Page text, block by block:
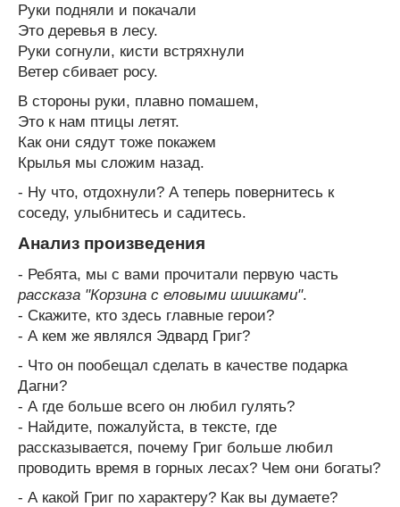
Руки подняли и покачали
Это деревья в лесу.
Руки согнули, кисти встряхнули
Ветер сбивает росу.
В стороны руки, плавно помашем,
Это к нам птицы летят.
Как они сядут тоже покажем
Крылья мы сложим назад.
- Ну что, отдохнули? А теперь повернитесь к
соседу, улыбнитесь и садитесь.
Анализ произведения
- Ребята, мы с вами прочитали первую часть
рассказа "Корзина с еловыми шишками".
- Скажите, кто здесь главные герои?
- А кем же являлся Эдвард Григ?
- Что он пообещал сделать в качестве подарка
Дагни?
- А где больше всего он любил гулять?
- Найдите, пожалуйста, в тексте, где
рассказывается, почему Григ больше любил
проводить время в горных лесах? Чем они богаты?
- А какой Григ по характеру? Как вы думаете?